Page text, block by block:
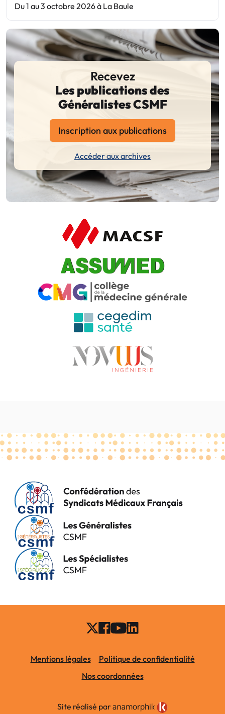
Du 1 au 3 octobre 2026 à La Baule
Recevez
Les publications des
Généralistes CSMF
Inscription aux publications
Accéder aux archives
Mentions légales
Politique de confidentialité
Nos coordonnées
Site réalisé par